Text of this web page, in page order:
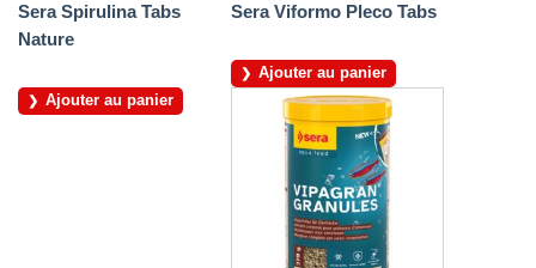
Sera Spirulina Tabs
Nature
Ajouter au panier
Sera Viformo Pleco Tabs
Ajouter au panier